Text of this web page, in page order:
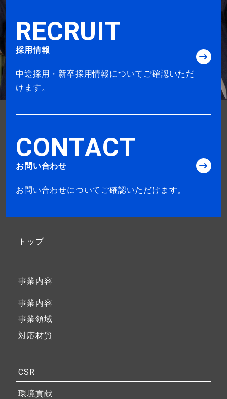
RECRUIT
採用情報
中途採用・新卒採用情報についてご確認いただ
けます。
CONTACT
お問い合わせ
お問い合わせについてご確認いただけます。
トップ
事業内容
事業内容
事業領域
対応材質
CSR
環境貢献